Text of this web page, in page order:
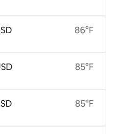
86°F
85°F
85°F